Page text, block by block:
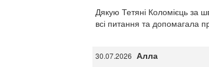
Дякую Тетяні Коломієць за
всі питання та допомагала
30.07.2026 Алла